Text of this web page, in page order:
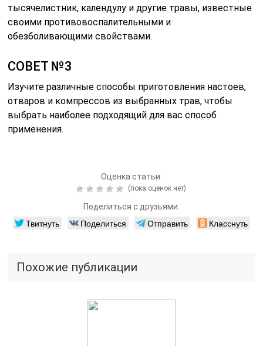
тысячелистник, календулу и другие травы, известные
своими противовоспалительными и
обезболивающими свойствами.
СОВЕТ №3
Изучите различные способы приготовления настоев,
отваров и компрессов из выбранных трав, чтобы
выбрать наиболее подходящий для вас способ
применения.
Оценка статьи:
(пока оценок нет)
Поделиться с друзьями:
Твитнуть Поделиться Отправить Класснуть
Похожие публикации